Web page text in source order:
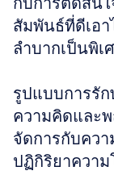
สัมพันธ์ที่ดีเอ
ลำบากเป็นพิเ
รูปแบบการรั
ความคิดและ
จัดการกับควา
ปฏิกิริยาควา